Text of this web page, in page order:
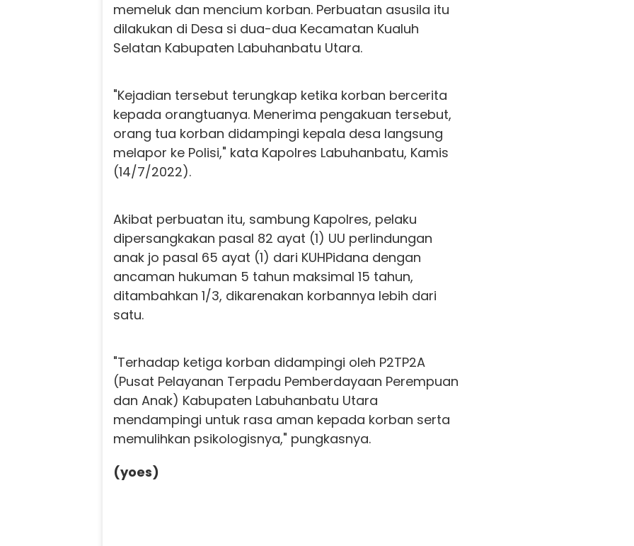
memeluk dan mencium korban. Perbuatan asusila itu
dilakukan di Desa si dua-dua Kecamatan Kualuh
Selatan Kabupaten Labuhanbatu Utara.
"Kejadian tersebut terungkap ketika korban bercerita
kepada orangtuanya. Menerima pengakuan tersebut,
orang tua korban didampingi kepala desa langsung
melapor ke Polisi," kata Kapolres Labuhanbatu, Kamis
(14/7/2022).
Akibat perbuatan itu, sambung Kapolres, pelaku
dipersangkakan pasal 82 ayat (1) UU perlindungan
anak jo pasal 65 ayat (1) dari KUHPidana dengan
ancaman hukuman 5 tahun maksimal 15 tahun,
ditambahkan 1/3, dikarenakan korbannya lebih dari
satu.
"Terhadap ketiga korban didampingi oleh P2TP2A
(Pusat Pelayanan Terpadu Pemberdayaan Perempuan
dan Anak) Kabupaten Labuhanbatu Utara
mendampingi untuk rasa aman kepada korban serta
memulihkan psikologisnya," pungkasnya.
(yoes)